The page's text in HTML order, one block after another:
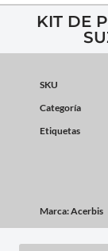
KIT DE
SKU
Categoría
Etiquetas
Marca:Acerbis